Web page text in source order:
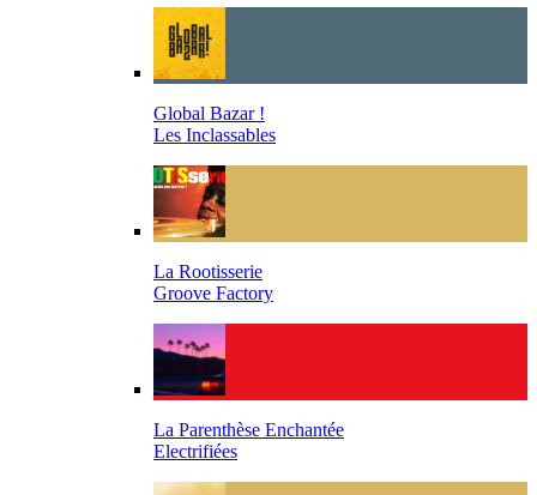
Global Bazar !
Les Inclassables
La Rootisserie
Groove Factory
La Parenthèse Enchantée
Electrifiées